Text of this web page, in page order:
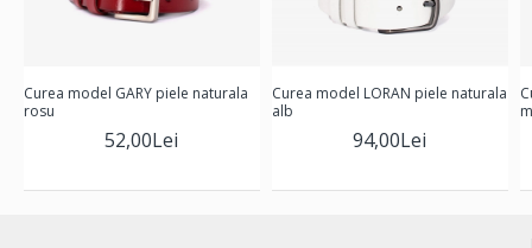
Curea model GARY piele naturala
rosu
52,00Lei
Curea model LORAN piele naturala
alb
94,00Lei